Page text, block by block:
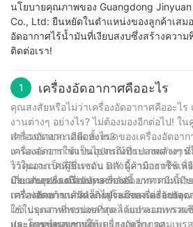
นโยบายคุณภาพของ Guangdong
Co., Ltd: ยืนหยัดในตำแหน่งของลูกค้าเส
อัดอากาศไร้น้ำมันที่เงียบสงบซึ่งสร้างควา
ติดต่อเรา!
1 เครื่องอัดอากาศคืออะไร
คุณสงสัยหรือไม่ว่าเครื่องอัดอากาศคืออะไ
งานต่างๆ อย่างไร? ไม่ต้องมองอีกต่อไป! ใ
สำรวจรายละเอียดทั้งหมดของเครื่องอัดอา
งานและการใช้งานไปจนถึงประเภทต่างๆ
ว่าคุณจะเป็นผู้ชื่นชอบ DIY ผู้ค้ามืออาชีพ หรื
เกี่ยวกับเครื่องมืออันทรงพลังนี้ บทความนี้มี
กาแฟสักแก้วแล้วดำดิ่งสู่โลกของเครื่องอัดอ
เครื่องอัดอากาศคืออะไร?
เครื่องอัดอากาศเป็นอุปกรณ์ที่แปลงพลังงา
ไว้ในอากาศที่มีแรงดัน พลังนี้สามารถใช้เพื่
มือและอุปกรณ์ต่างๆ เครื่องอัดอากาศมีหล
เครื่องพกพาขนาดเล็กไปจนถึงเครื่องจักร
ใช้ในอุตสาหกรรมหลากหลายประเภท รวม
และการซ่อมรถยนต์
ประเภทของเครื่องอัดอากาศ
เครื่องอัดอากาศมีหลายประเภท แต่ละประ
เอง ประเภทที่พบบ่อยที่สุด ได้แก่ คอมเพรส
และคอมเพรสเซอร์แบบแรงเหวี่ยง คอมเพ
ประโยชน์ของการใช้เครื่องอัดอากาศ